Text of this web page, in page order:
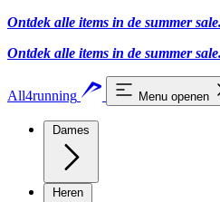
Ontdek alle items in de summer
Ontdek alle items in de summer
All4running Menu openen
Dames
Heren